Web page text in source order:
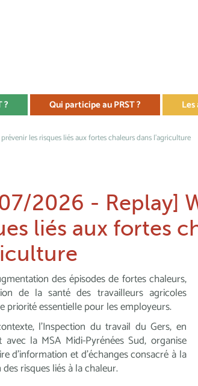
? Qui participe au PRST ?
les risques liés aux fortes chaleurs dans l'agriculture
2026 - Replay]
liés aux fortes
des épisodes de fortes chaleurs,
de la santé des travailleurs agricoles
priorité essentielle pour les employeurs.
l’Inspection du travail du Gers, en
avec la MSA Midi-Pyrénées Sud, organise
d’information et d’échanges consacré à la
risques liés à la chaleur.